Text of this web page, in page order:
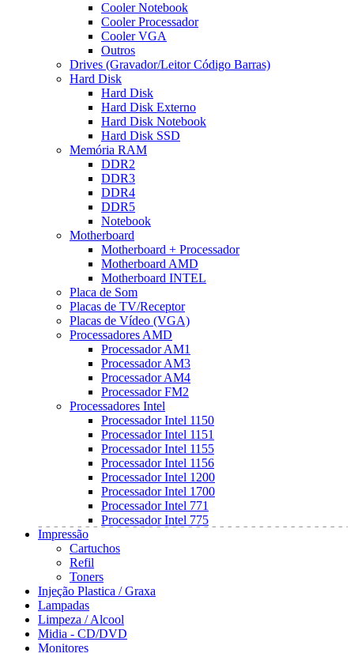
Cooler Notebook
Cooler Processador
Cooler VGA
Outros
Drives (Gravador/Leitor Código Barras)
Hard Disk
Hard Disk
Hard Disk Externo
Hard Disk Notebook
Hard Disk SSD
Memória RAM
DDR2
DDR3
DDR4
DDR5
Notebook
Motherboard
Motherboard + Processador
Motherboard AMD
Motherboard INTEL
Placa de Som
Placas de TV/Receptor
Placas de Vídeo (VGA)
Processadores AMD
Processador AM1
Processador AM3
Processador AM4
Processador FM2
Processadores Intel
Processador Intel 1150
Processador Intel 1151
Processador Intel 1155
Processador Intel 1156
Processador Intel 1200
Processador Intel 1700
Processador Intel 771
Processador Intel 775
Impressão
Cartuchos
Refil
Toners
Injeção Plastica / Graxa
Lampadas
Limpeza / Alcool
Midia - CD/DVD
Monitores